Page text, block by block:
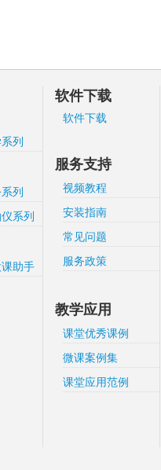
列
列
系列
助手
软件下载
软件下载
服务支持
视频教程
安装指南
常见问题
服务政策
教学应用
课堂优秀课例
微课案例集
课堂应用范例